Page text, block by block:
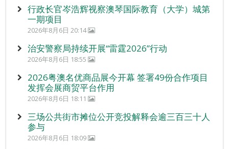
行政长官岑浩辉视察澳琴国际教育（大学）城第
一期项目
2026年8月6日 20:14
治安警察局持续开展“雷霆2026”行动
2026年8月6日 18:55
2026粤澳名优商品展今开幕 签署49份合作项目
发挥会展商贸平台作用
2026年8月6日 18:11
三场公共街市摊位公开竞投解释会逾三百三十人
参与
2026年8月6日 18:09